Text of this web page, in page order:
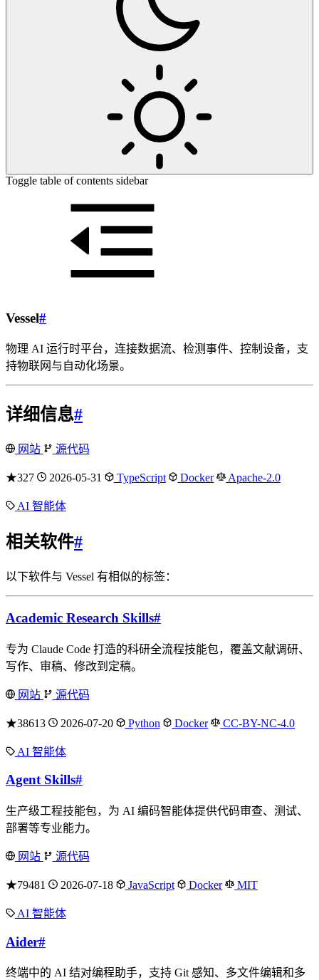
Toggle table of contents sidebar
Vessel#
物理 AI 运行时平台，连接数据流、检测事件、控制设备，支
持物联网与自动化场景。
详细信息#
网站 源代码
★327 2026-05-31 TypeScript Docker Apache-2.0
AI 智能体
相关软件#
以下软件与 Vessel 有相似的标签：
Academic Research Skills#
专为 Claude Code 打造的科研全流程技能包，覆盖文献调研、
写作、审稿、修改到定稿。
网站 源代码
★38613 2026-07-20 Python Docker CC-BY-NC-4.0
AI 智能体
Agent Skills#
生产级工程技能包，为 AI 编码智能体提供代码审查、测试、
部署等专业能力。
网站 源代码
★79481 2026-07-18 JavaScript Docker MIT
AI 智能体
Aider#
终端中的 AI 结对编程助手，支持 Git 感知、多文件编辑和多